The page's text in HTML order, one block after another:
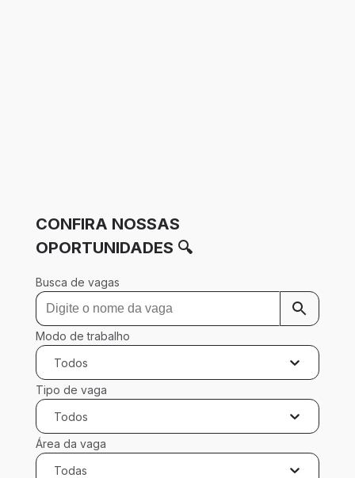
CONFIRA NOSSAS
OPORTUNIDADES 🔍
Busca de vagas
Modo de trabalho
Todos
Tipo de vaga
Todos
Área da vaga
Todas